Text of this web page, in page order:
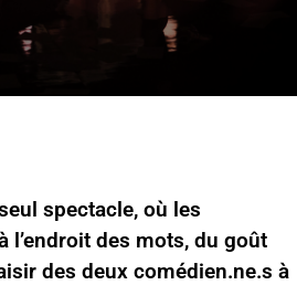
spectacle, où les
l’endroit des mots, du goût
des deux comédien.ne.s à